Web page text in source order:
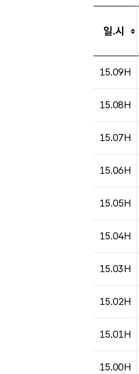
일.시
15.09H
15.08H
15.07H
15.06H
15.05H
15.04H
15.03H
15.02H
15.01H
15.00H